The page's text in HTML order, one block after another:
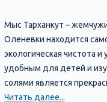
Мыс Тарханкут –
Оленевки находится
экологическая чистота
удобным для детей и
солями является
содержит активные
Читать далее...